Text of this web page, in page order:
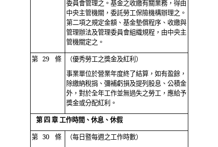
委員會管理之。基金之收繳有關業務，得由
中央主管機關，委託勞工保險機構辦理之。
第二項之規定金額、基金墊償程序、收繳與
管理辦法及管理委員會組織規程，由中央主
管機關定之。
第 29 條
（優秀勞工之獎金及紅利）
事業單位於營業年度終了結算，如有盈餘，
除繳納稅捐、彌補虧損及提列股息、公積金
外，對於全年工作並無過失之勞工，應給予
獎金或分配紅利。
第 四 章 工作時間、休息、休假
第 30 條
（每日暨每週之工作時數）